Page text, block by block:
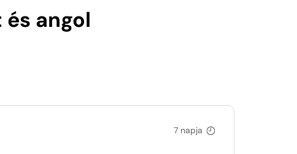
angol
7 napja